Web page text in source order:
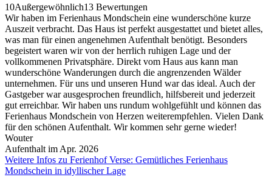
10Außergewöhnlich13 Bewertungen
Wir haben im Ferienhaus Mondschein eine wunderschöne kurze
Auszeit verbracht. Das Haus ist perfekt ausgestattet und bietet alles,
was man für einen angenehmen Aufenthalt benötigt. Besonders
begeistert waren wir von der herrlich ruhigen Lage und der
vollkommenen Privatsphäre. Direkt vom Haus aus kann man
wunderschöne Wanderungen durch die angrenzenden Wälder
unternehmen. Für uns und unseren Hund war das ideal. Auch der
Gastgeber war ausgesprochen freundlich, hilfsbereit und jederzeit
gut erreichbar. Wir haben uns rundum wohlgefühlt und können das
Ferienhaus Mondschein von Herzen weiterempfehlen. Vielen Dank
für den schönen Aufenthalt. Wir kommen sehr gerne wieder!
Wouter
Aufenthalt im Apr. 2026
Weitere Infos zu Ferienhof Verse: Gemütliches Ferienhaus
Mondschein in idyllischer Lage